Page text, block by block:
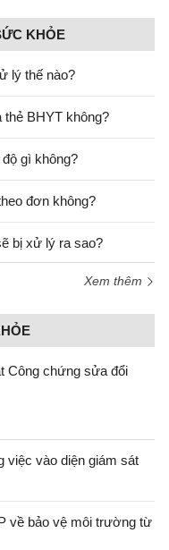
KHỎE
lý thế nào?
thẻ BHYT không?
gì không?
đơn không?
bị xử lý ra sao?
Xem thêm
Công chứng sửa đổi
vào diện giám sát
về bảo vệ môi trường từ